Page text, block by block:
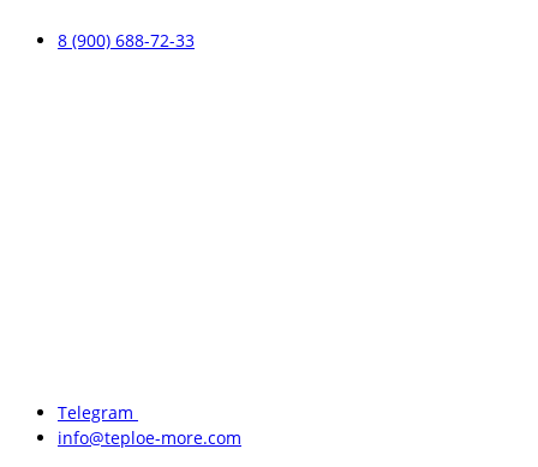
8 (900) 688-72-33
Telegram
info@teploe-more.com